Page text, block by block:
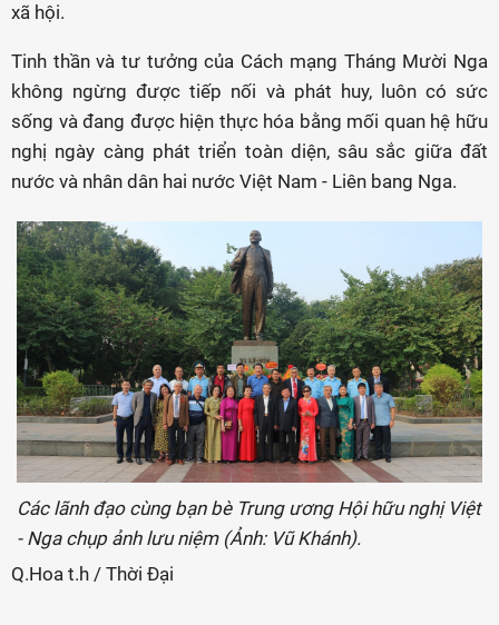
xã hội.
Tinh thần và tư tưởng của Cách mạng Tháng Mười Nga
không ngừng được tiếp nối và phát huy, luôn có sức
sống và đang được hiện thực hóa bằng mối quan hệ hữu
nghị ngày càng phát triển toàn diện, sâu sắc giữa đất
nước và nhân dân hai nước Việt Nam - Liên bang Nga.
Các lãnh đạo cùng bạn bè Trung ương Hội hữu nghị Việt
- Nga chụp ảnh lưu niệm (Ảnh: Vũ Khánh).
Q.Hoa t.h / Thời Đại